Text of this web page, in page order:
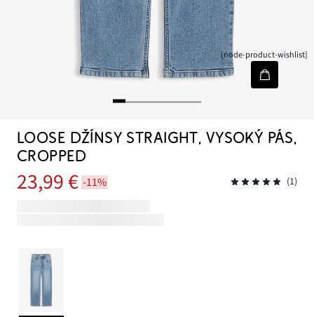
[node-product-wishlist]
LOOSE DŽÍNSY STRAIGHT, VYSOKÝ PÁS,
CROPPED
23,99 € -11% (1)